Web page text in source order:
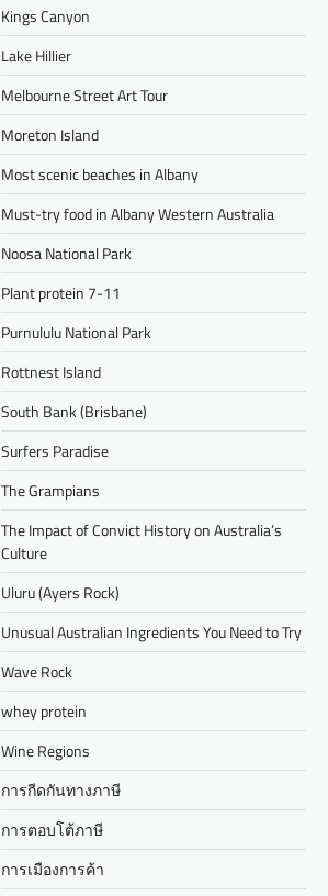
Kings Canyon
Lake Hillier
Melbourne Street Art Tour
Moreton Island
Most scenic beaches in Albany
Must-try food in Albany Western Australia
Noosa National Park
Plant protein 7-11
Purnululu National Park
Rottnest Island
South Bank (Brisbane)
Surfers Paradise
The Grampians
The Impact of Convict History on Australia’s
Culture
Uluru (Ayers Rock)
Unusual Australian Ingredients You Need to Try
Wave Rock
whey protein
Wine Regions
การกีดกันทางภาษี
การตอบโต้ภาษี
การเมืองการค้า